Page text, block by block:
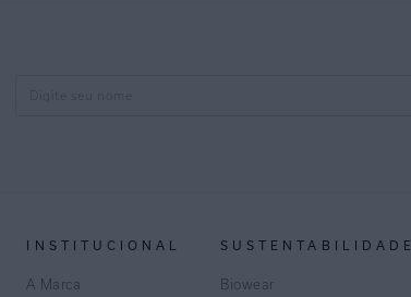
INSTITUCIONAL
A Marca
SUSTENTABILIDADE
Biowear